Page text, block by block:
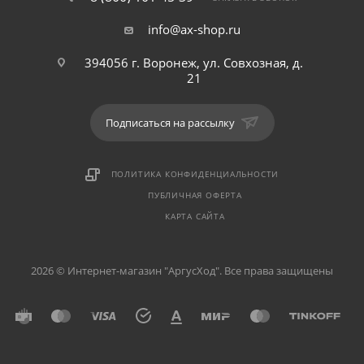
info@ax-shop.ru
394056 г. Воронеж, ул. Совхозная, д.
21
Подписаться на рассылку
ПОЛИТИКА КОНФИДЕНЦИАЛЬНОСТИ
ПУБЛИЧНАЯ ОФЕРТА
КАРТА САЙТА
2026 © Интернет-магазин "АргусХод". Все права защищены